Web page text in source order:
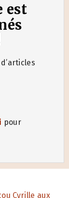
est
pour